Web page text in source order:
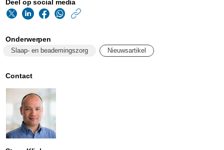
Deel op social media
philips-
Onderwerpen
Slaap- en beademingszorg Nieuwsartikel
Contact